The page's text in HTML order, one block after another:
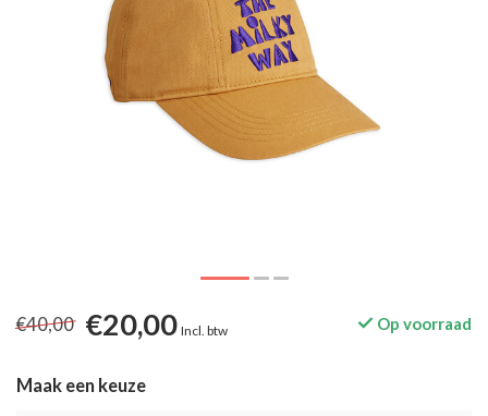
€40,00 €20,00 Incl. btw Op voorraad
Maak een keuze